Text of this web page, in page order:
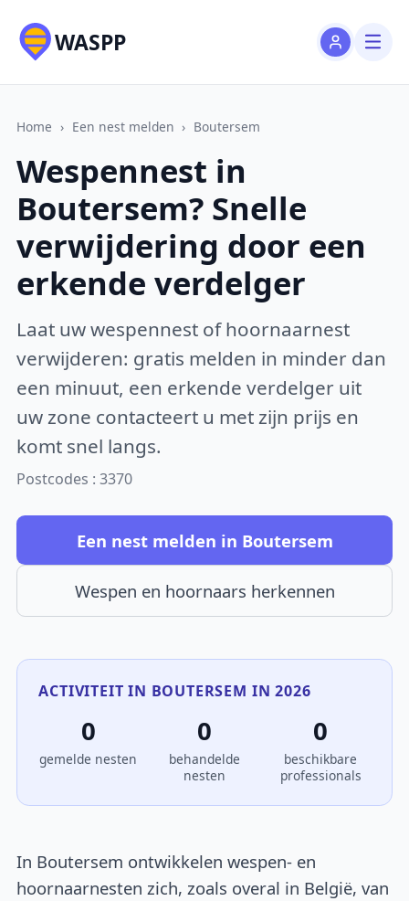
WASPP
Home › Een nest melden › Boutersem
Wespennest in
Boutersem? Snelle
verwijdering door een
erkende verdelger
Laat uw wespennest of hoornaarnest
verwijderen: gratis melden in minder dan
een minuut, een erkende verdelger uit
uw zone contacteert u met zijn prijs en
komt snel langs.
Postcodes : 3370
Een nest melden in Boutersem
Wespen en hoornaars herkennen
ACTIVITEIT IN BOUTERSEM IN 2026
0
gemelde nesten
0
behandelde
nesten
0
beschikbare
professionals
In Boutersem ontwikkelen wespen- en
hoornaarnesten zich, zoals overal in België, van